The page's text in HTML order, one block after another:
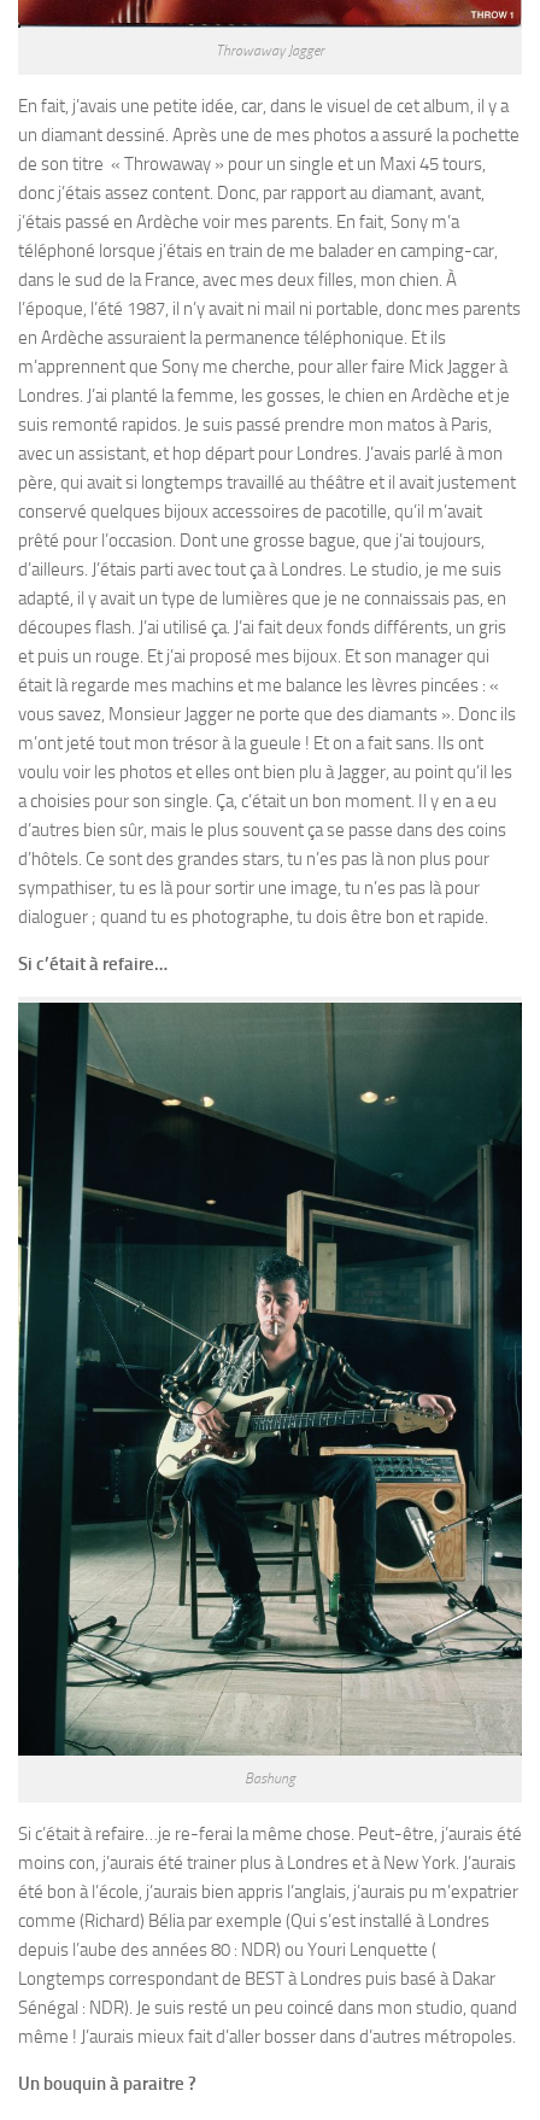
Throwaway Jagger
En fait, j’avais une petite idée, car, dans le visuel de cet album, il y a
un diamant dessiné. Après une de mes photos a assuré la pochette
de son titre « Throwaway » pour un single et un Maxi 45 tours,
donc j’étais assez content. Donc, par rapport au diamant, avant,
j’étais passé en Ardèche voir mes parents. En fait, Sony m’a
téléphoné lorsque j’étais en train de me balader en camping-car,
dans le sud de la France, avec mes deux filles, mon chien. À
l’époque, l’été 1987, il n’y avait ni mail ni portable, donc mes parents
en Ardèche assuraient la permanence téléphonique. Et ils
m’apprennent que Sony me cherche, pour aller faire Mick Jagger à
Londres. J’ai planté la femme, les gosses, le chien en Ardèche et je
suis remonté rapidos. Je suis passé prendre mon matos à Paris,
avec un assistant, et hop départ pour Londres. J’avais parlé à mon
père, qui avait si longtemps travaillé au théâtre et il avait justement
conservé quelques bijoux accessoires de pacotille, qu’il m’avait
prêté pour l’occasion. Dont une grosse bague, que j’ai toujours,
d’ailleurs. J’étais parti avec tout ça à Londres. Le studio, je me suis
adapté, il y avait un type de lumières que je ne connaissais pas, en
découpes flash. J’ai utilisé ça. J’ai fait deux fonds différents, un gris
et puis un rouge. Et j’ai proposé mes bijoux. Et son manager qui
était là regarde mes machins et me balance les lèvres pincées : «
vous savez, Monsieur Jagger ne porte que des diamants ». Donc ils
m’ont jeté tout mon trésor à la gueule ! Et on a fait sans. Ils ont
voulu voir les photos et elles ont bien plu à Jagger, au point qu’il les
a choisies pour son single. Ça, c’était un bon moment. Il y en a eu
d’autres bien sûr, mais le plus souvent ça se passe dans des coins
d’hôtels. Ce sont des grandes stars, tu n’es pas là non plus pour
sympathiser, tu es là pour sortir une image, tu n’es pas là pour
dialoguer ; quand tu es photographe, tu dois être bon et rapide.
Si c’était à refaire…
Bashung
Si c’était à refaire…je re-ferai la même chose. Peut-être, j’aurais été
moins con, j’aurais été trainer plus à Londres et à New York. J’aurais
été bon à l’école, j’aurais bien appris l’anglais, j’aurais pu m’expatrier
comme (Richard) Bélia par exemple (Qui s’est installé à Londres
depuis l’aube des années 80 : NDR) ou Youri Lenquette (
Longtemps correspondant de BEST à Londres puis basé à Dakar
Sénégal : NDR). Je suis resté un peu coincé dans mon studio, quand
même ! J’aurais mieux fait d’aller bosser dans d’autres métropoles.
Un bouquin à paraitre ?